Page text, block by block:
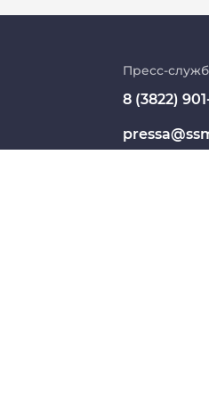
Цифровые сервисы
Единая платежная
Образовательный
Пресс-
8 (3822)